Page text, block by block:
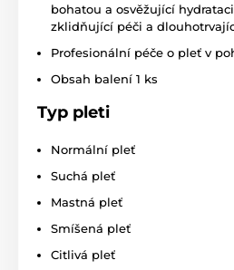
bohatou a osvěžující
zklidňující péči a
Profesionální péče o pleť v
Obsah balení 1 ks
Typ pleti
Normální pleť
Suchá pleť
Mastná pleť
Smíšená pleť
Citlivá pleť